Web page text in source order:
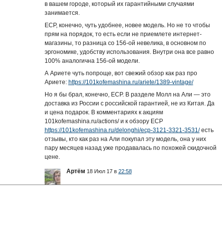
в вашем городе, который их гарантийными случаями
занимается.
ECP, конечно, чуть удобнее, новее модель. Но не то чтобы
прям на порядок, то есть если не приемлете интернет-
магазины, то разница со 156-ой невелика, в основном по
эргономике, удобству использования. Внутри она все равно
100% аналогична 156-ой модели.
А Ариете чуть попроще, вот свежий обзор как раз про
Ариете: https://101kofemashina.ru/ariete/1389-vintage/
Но я бы брал, конечно, ECP. В разделе Молл на Али — это
доставка из России с российской гарантией, не из Китая. Да
и цена подарок. В комментариях к акциям
101kofemashina.ru/actions/ и к обзору ECP
https://101kofemashina.ru/delonghi/ecp-3121-3321-3531/есть
отзывы, кто как раз на Али покупал эту модель, она у них
пару месяцев назад уже продавалась по похожей скидочной
цене.
Артём 18 Июл 17 в 22:58